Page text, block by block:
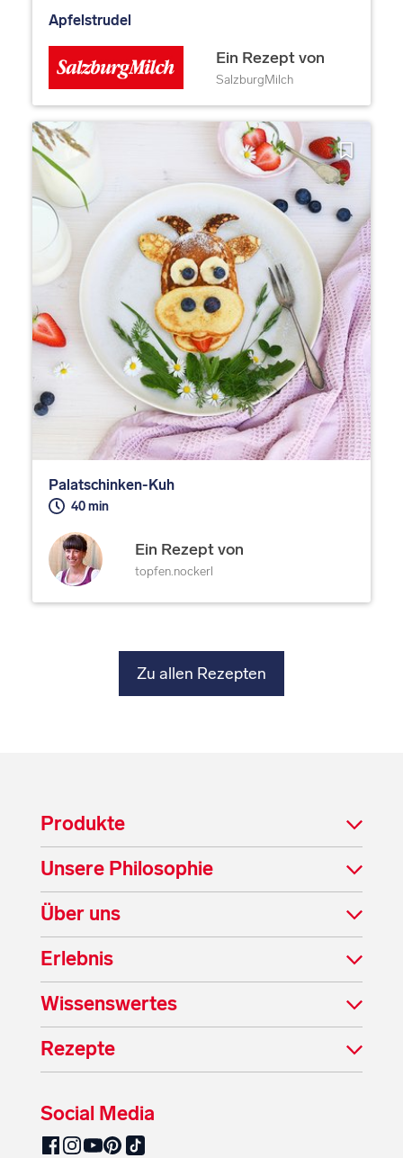
Apfelstrudel
Ein Rezept von
SalzburgMilch
Palatschinken-Kuh
40 min
Ein Rezept von
topfen.nockerl
Zu allen Rezepten
Produkte
Unsere Philosophie
Über uns
Erlebnis
Wissenswertes
Rezepte
Social Media
SalzburgMilch auf Facebook
SalzburgMilch auf Instagram
SalzburgMilch auf YouTube
SalzburgMilch auf Pinterest
SalzburgMilch auf TikTok